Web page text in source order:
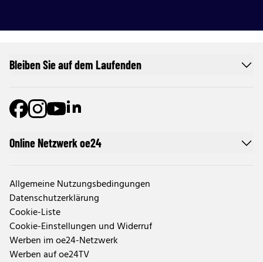
Online Netzwerk oe24
Allgemeine Nutzungsbedingungen
Datenschutzerklärung
Cookie-Liste
Cookie-Einstellungen und Widerruf
Werben im oe24-Netzwerk
Werben auf oe24TV
Bleiben Sie auf dem Laufenden